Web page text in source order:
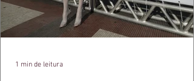
1 min de leitura